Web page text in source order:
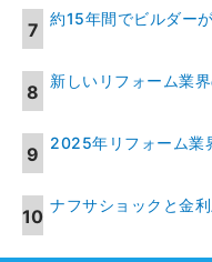
約15年間でビルダー
新しいリフォーム業
2025年リフォーム業
ナフサショックと金